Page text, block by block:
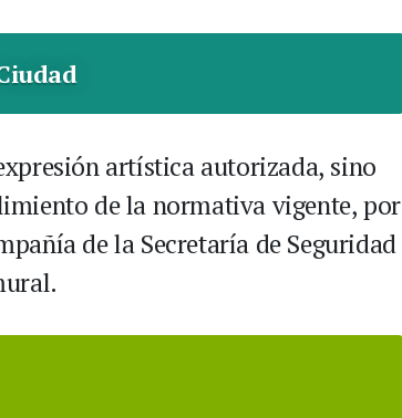
artística autorizada, sino
de la normativa vigente, por
de la Secretaría de Seguridad